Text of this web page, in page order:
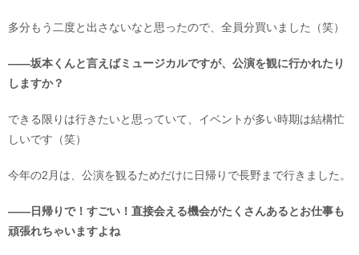
多分もう二度と出さないなと思ったので、全員分買いました（笑）
――坂本くんと言えばミュージカルですが、公演を観に行かれたり
しますか？
できる限りは行きたいと思っていて、イベントが多い時期は結構忙
しいです（笑）
今年の2月は、公演を観るためだけに日帰りで長野まで行きました。
――日帰りで！すごい！直接会える機会がたくさんあるとお仕事も
頑張れちゃいますよね